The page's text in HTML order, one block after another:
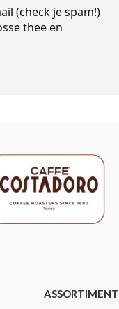
(check je spam!)
thee en
ASSORTIMENT